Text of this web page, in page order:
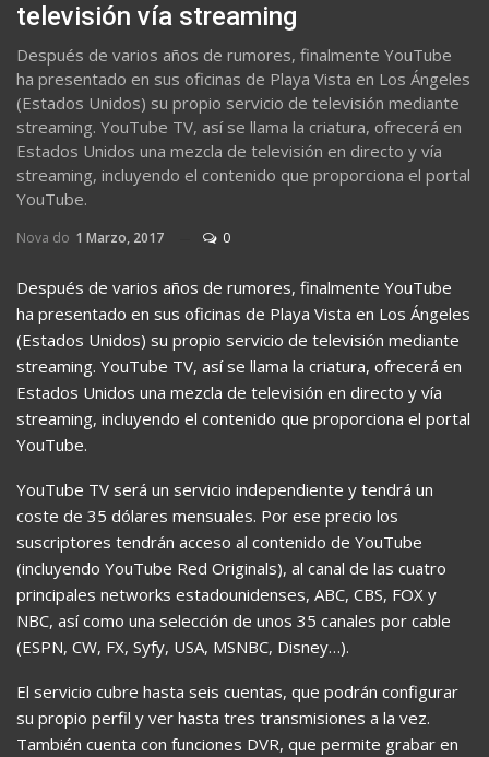
televisión vía streaming
Después de varios años de rumores, finalmente YouTube
ha presentado en sus oficinas de Playa Vista en Los Ángeles
(Estados Unidos) su propio servicio de televisión mediante
streaming. YouTube TV, así se llama la criatura, ofrecerá en
Estados Unidos una mezcla de televisión en directo y vía
streaming, incluyendo el contenido que proporciona el portal
YouTube.
Nova do 1 Marzo, 2017 0
Después de varios años de rumores, finalmente YouTube
ha presentado en sus oficinas de Playa Vista en Los Ángeles
(Estados Unidos) su propio servicio de televisión mediante
streaming. YouTube TV, así se llama la criatura, ofrecerá en
Estados Unidos una mezcla de televisión en directo y vía
streaming, incluyendo el contenido que proporciona el portal
YouTube.
YouTube TV será un servicio independiente y tendrá un
coste de 35 dólares mensuales. Por ese precio los
suscriptores tendrán acceso al contenido de YouTube
(incluyendo YouTube Red Originals), al canal de las cuatro
principales networks estadounidenses, ABC, CBS, FOX y
NBC, así como una selección de unos 35 canales por cable
(ESPN, CW, FX, Syfy, USA, MSNBC, Disney…).
El servicio cubre hasta seis cuentas, que podrán configurar
su propio perfil y ver hasta tres transmisiones a la vez.
También cuenta con funciones DVR, que permite grabar en